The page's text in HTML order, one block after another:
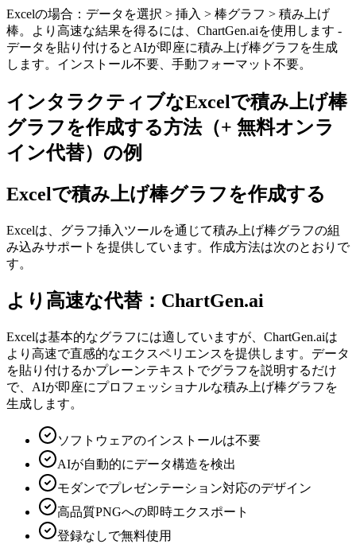
Excelの場合：データを選択 > 挿入 > 棒グラフ > 積み上げ
棒。より高速な結果を得るには、ChartGen.aiを使用します -
データを貼り付けるとAIが即座に積み上げ棒グラフを生成
します。インストール不要、手動フォーマット不要。
インタラクティブなExcelで積み上げ棒
グラフを作成する方法（+ 無料オンラ
イン代替）の例
Excelで積み上げ棒グラフを作成する
Excelは、グラフ挿入ツールを通じて積み上げ棒グラフの組
み込みサポートを提供しています。作成方法は次のとおりで
す。
より高速な代替：ChartGen.ai
Excelは基本的なグラフには適していますが、ChartGen.aiは
より高速で直感的なエクスペリエンスを提供します。データ
を貼り付けるかプレーンテキストでグラフを説明するだけ
で、AIが即座にプロフェッショナルな積み上げ棒グラフを
生成します。
ソフトウェアのインストールは不要
AIが自動的にデータ構造を検出
モダンでプレゼンテーション対応のデザイン
高品質PNGへの即時エクスポート
登録なしで無料使用